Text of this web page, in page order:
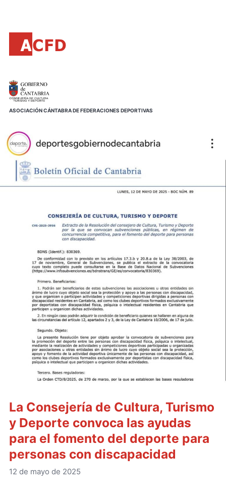
contenido
principal
ASOCIACIÓN CÁNTABRA DE FEDERACIONES DEPORTIVAS
La Consejería de Cultura, Turismo
y Deporte convoca las ayudas
para el fomento del deporte para
personas con discapacidad
12 de mayo de 2025